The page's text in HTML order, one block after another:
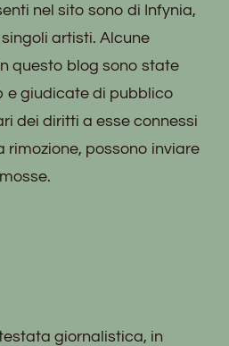
nel sito sono di Infynia,
artisti. Alcune
questo blog sono state
e giudicate di pubblico
dei diritti a esse connessi
rimozione, possono inviare
giornalistica, in